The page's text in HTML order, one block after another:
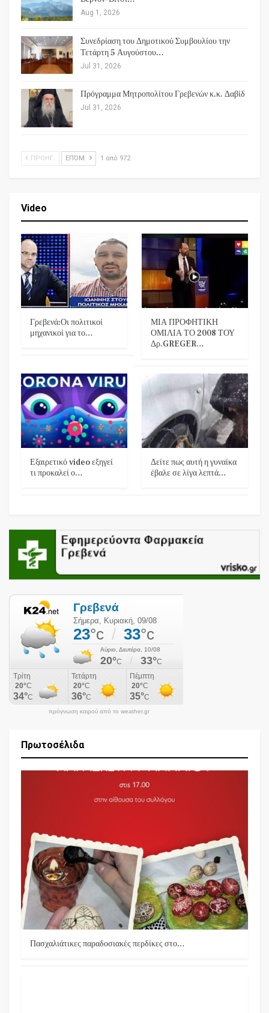
Aug 1, 2026
Συνεδρίαση του Δημοτικού Συμβουλίου την
Τετάρτη 5 Αυγούστου…
Jul 31, 2026
Πρόγραμμα Μητροπολίτου Γρεβενών κ.κ. Δαβίδ
Jul 31, 2026
ΠΡΟΗΓ. ΕΠΌΜ. 1 από 972
Video
Γρεβενά:Οι πολιτικοί
μηχανικοί για το…
ΜΙΑ ΠΡΟΦΗΤΙΚΗ
ΟΜΙΛΙΑ ΤΟ 2008 ΤΟΥ
Δρ.GREGER…
Εξαιρετικό video εξηγεί
τι προκαλεί ο…
Δείτε πως αυτή η γυναίκα
έβαλε σε λίγα λεπτά…
πρόγνωση καιρού από το weather.gr
Πρωτοσέλιδα
Πασχαλιάτικες παραδοσιακές περδίκες στο…